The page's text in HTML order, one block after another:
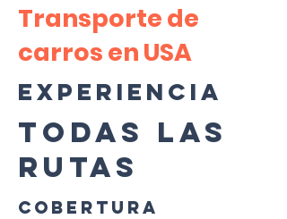
Transporte de
carros en USA
Experiencia
Todas las
Rutas
Cobertura